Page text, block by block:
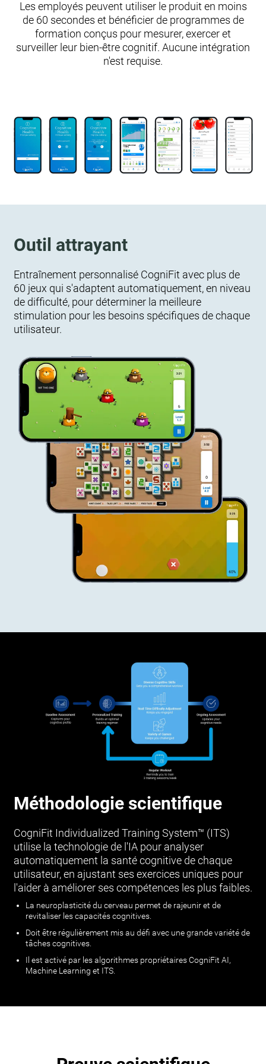
Les employés peuvent utiliser le produit en moins
de 60 secondes et bénéficier de programmes de
formation conçus pour mesurer, exercer et
surveiller leur bien-être cognitif. Aucune intégration
n'est requise.
Outil attrayant
Entraînement personnalisé CogniFit avec plus de
60 jeux qui s'adaptent automatiquement, en niveau
de difficulté, pour déterminer la meilleure
stimulation pour les besoins spécifiques de chaque
utilisateur.
Méthodologie scientifique
CogniFit Individualized Training System™ (ITS)
utilise la technologie de l'IA pour analyser
automatiquement la santé cognitive de chaque
utilisateur, en ajustant ses exercices uniques pour
l'aider à améliorer ses compétences les plus faibles.
La neuroplasticité du cerveau permet de rajeunir et de
revitaliser les capacités cognitives.
Doit être régulièrement mis au défi avec une grande variété de
tâches cognitives.
Il est activé par les algorithmes propriétaires CogniFit AI,
Machine Learning et ITS.